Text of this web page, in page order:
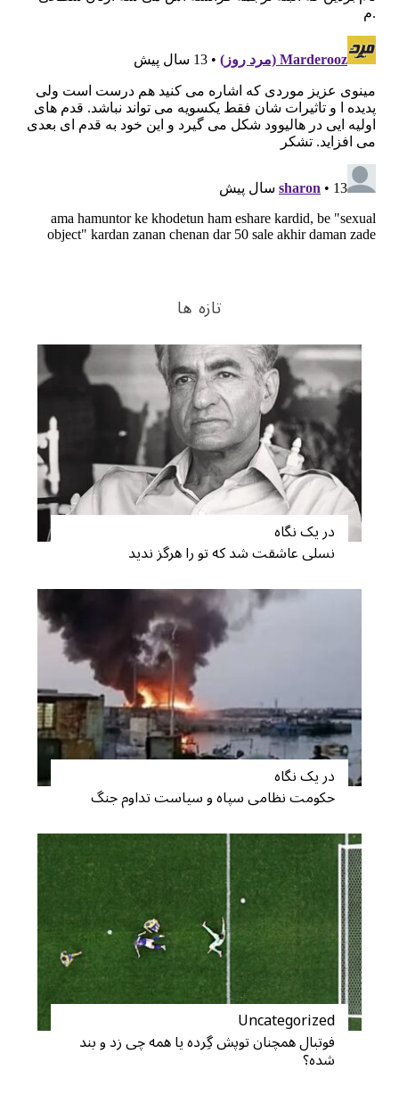
تازه ها
در یک نگاه
نسلی عاشقت شد که تو را هرگز ندید
در یک نگاه
حکومت نظامی سپاه و سیاست تداوم جنگ
Uncategorized
فوتبال همچنان توپش گِرده یا همه چی زد و بند
شده؟
e
a
r
c
h
f
o
r
: